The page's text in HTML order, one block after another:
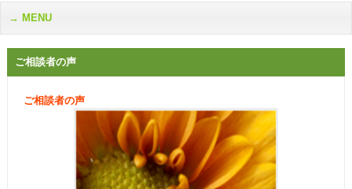
MENU
ご相談者の声
ご相談者の声